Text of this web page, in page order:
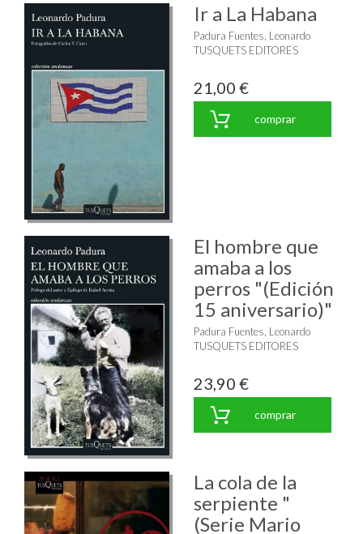
Ir a La Habana
Padura Fuentes, Leonardo
TUSQUETS EDITORES
21,00 €
comprar
El hombre que
amaba a los
perros "(Edición
15 aniversario)"
Padura Fuentes, Leonardo
TUSQUETS EDITORES
23,90 €
comprar
La cola de la
serpiente "
(Serie Mario